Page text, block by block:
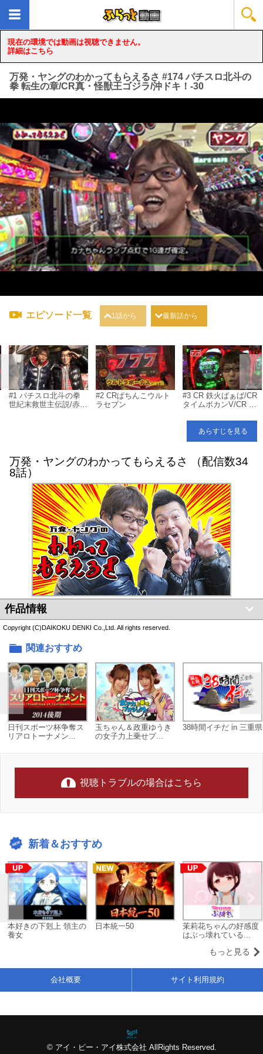
現在の環境では動画は視聴できません。
詳細はこちら
万発・ヤングのわかってもらえるさ #174 パチスロ北斗の
拳 転生の章/CR真・怪獣王ゴジラ/沖ドキ！-30
loading...
エピソード一覧 1話から 最新話から
#1 パチスロ北斗の拳
世紀末救世主伝説/赤ド
#2 CRぱちんこウルト
ラセブン
#3 CR 鉄火ばぁば/CR
タイムボカンV/CR 餃
ニ/CRF X JAPAN 紅魂/
CR 獣王レジェンドオ
ブザキング HVJD/CR
あらすじを見る
万発・ヤングのわかってもらえるさ （配信数34
8話）
作品情報
Copyright (C)DAIKOKU DENKI Co.,Ltd. All rights reserved.
関連おすすめ
日刊スポーツ杯争奪ス
リアロトーナメン...
玉ちゃん＆政重ゆうき
の女子力上乗せプ...
38時間イチだ in 三重県
視聴トラブルの場合はこちら
新着＆おすすめ
本好きの下剋上 領主の
養女
日本統一50
茉莉花ちゃんの好感度
はぶっ壊れている...
もっと見る
© アイ・ピー・アイ株式会社 AllRights Reserved.
会社概要 サイト利用規約